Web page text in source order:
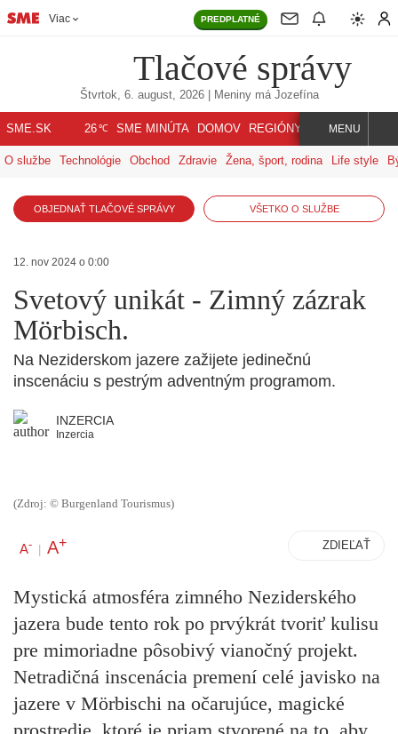
Viac PREDPLATNÉ
Tlačové správy
Štvrtok, 6. august, 2026| Meniny má Jozefína
SME.SK 26℃ SME MINÚTA DOMOV REGIÓNY INDEX SVET
MENU
O službe Technológie Obchod Zdravie Žena, šport, rodina Life style
OBJEDNAŤ TLAČOVÉ SPRÁVY VŠETKO O SLUŽBE
12. nov 2024 o 0:00
Svetový unikát - Zimný zázrak
Mörbisch.
Na Neziderskom jazere zažijete jedinečnú
inscenáciu s pestrým adventným programom.
INZERCIA
Inzercia
(Zdroj: © Burgenland Tourismus)
A- | A+ ZDIEĽAŤ
Mystická atmosféra zimného Neziderského
jazera bude tento rok po prvýkrát tvoriť kulisu
pre mimoriadne pôsobivý vianočný projekt.
Netradičná inscenácia premení celé javisko na
jazere v Mörbischi na očarujúce, magické